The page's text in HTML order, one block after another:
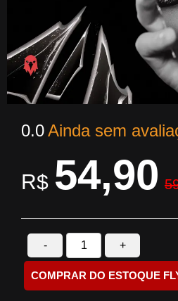
0.0Ainda sem
R$ 54,90
- +
COMPRAR DO ESTOQUE